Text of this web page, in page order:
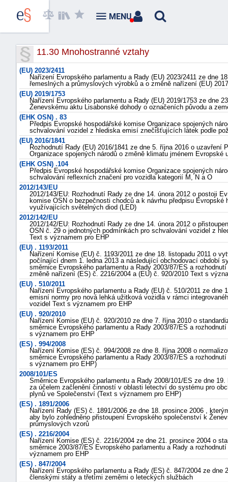
11.30 Mnohostranné vztahy
(EU) 2023/2411
Nařízení Evropského parlamentu a Rady (EU) 2023/2411 ze dne
řemeslných a průmyslových výrobků a o změně nařízení (EU)
(EU) 2019/1753
Nařízení Evropského parlamentu a Rady (EU) 2019/1753 ze dne
Ženevskému aktu Lisabonské dohody o označeních původu a
(EHK OSN) . 83
Předpis Evropské hospodářské komise Organizace spojených
schvalování vozidel z hlediska emisí znečišťujících látek podle
(EU) 2016/1841
Rozhodnutí Rady (EU) 2016/1841 ze dne 5. října 2016 o
Organizace spojených národů o změně klimatu jménem Evropské
(EHK OSN) .104
Předpis Evropské hospodářské komise Organizace spojených
schvalování reflexních značení pro vozidla kategorií M, N a O
2012/143/EU
2012/143/EU: Rozhodnutí Rady ze dne 14. února 2012 o postoji
komise OSN o bezpečnosti chodců a k návrhu předpisu
využívajících světelných diod (LED)
2012/142/EU
2012/142/EU: Rozhodnutí Rady ze dne 14. února 2012 o
OSN č. 29 o jednotných podmínkách pro schvalování vozidel z
Text s významem pro EHP
(EU) . 1193/2011
Nařízení Komise (EU) č. 1193/2011 ze dne 18. listopadu 2011 o
počínající dnem 1. ledna 2013 a následující obchodovací období
směrnice Evropského parlamentu a Rady 2003/87/ES a
změně nařízení (ES) č. 2216/2004 a (EU) č. 920/2010 Text s
(EU) . 510/2011
Nařízení Evropského parlamentu a Rady (EU) č. 510/2011 ze
emisní normy pro nová lehká užitková vozidla v rámci
vozidel Text s významem pro EHP
(EU) . 920/2010
Nařízení Komise (EU) č. 920/2010 ze dne 7. října 2010 o
směrnice Evropského parlamentu a Rady 2003/87/ES a
s významem pro EHP
(ES) . 994/2008
Nařízení Komise (ES) č. 994/2008 ze dne 8. října 2008 o
směrnice Evropského parlamentu a Rady 2003/87/ES a
s významem pro EHP)
2008/101/ES
Směrnice Evropského parlamentu a Rady 2008/101/ES ze dne
za účelem začlenění činností v oblasti letectví do systému pro
plynů ve Společenství (Text s významem pro EHP)
(ES) . 1891/2006
Nařízení Rady (ES) č. 1891/2006 ze dne 18. prosince 2006 ,
aby bylo zohledněno přistoupení Evropského společenství k
průmyslových vzorů
(ES) . 2216/2004
Nařízení Komise (ES) č. 2216/2004 ze dne 21. prosince 2004 o
směrnice 2003/87/ES Evropského parlamentu a Rady a
významem pro EHP
(ES) . 847/2004
Nařízení Evropského parlamentu a Rady (ES) č. 847/2004 ze
členskými státy a třetími zeměmi o leteckých službách
MENU
škody